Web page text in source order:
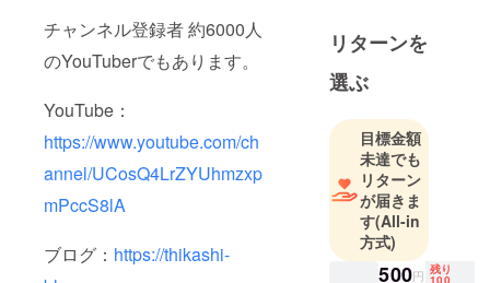
チャンネル登録者 約6000人
のYouTuberでもあります。
YouTube：
https://www.youtube.com/ch
annel/UCosQ4LrZYUhmzxp
mPccS8lA
ブログ： https://thikashi-
む。
大阪にいた
時は塾講師
として理数
系の科目を
担当。
面白いこと
をしたいと
思い、何か
しようと考
リターンを
選ぶ
目標金額
未達でも
リターン
が届きま
す(All-in
方式)
500円 残り
100